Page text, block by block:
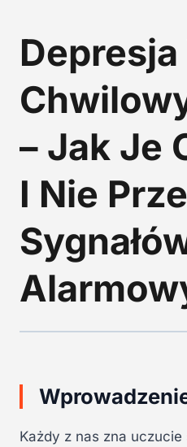
Depresja
– Jak Je
I Nie
Każdy z nas zna